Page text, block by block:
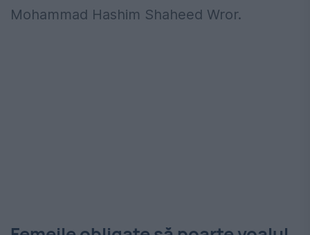
Mohammad Hashim Shaheed Wror.